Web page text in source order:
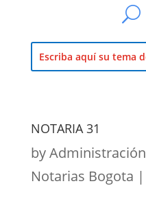
NOTARIA 31
byAdministración
Notarias Bogota |